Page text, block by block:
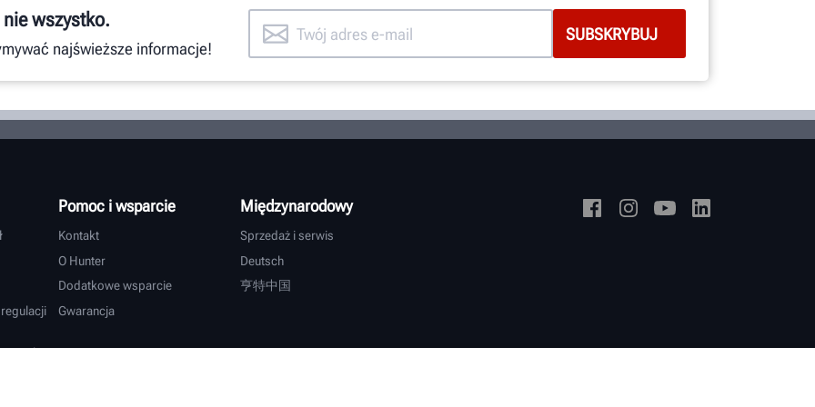
POPROŚ O WSPARCIE
i elektryków oraz programistów.
nie wszystko.
najświeższe informacje!
Pomoc i wsparcie
Kontakt
O Hunter
Dodatkowe wsparcie
Gwarancja
Międzynarodowy
Sprzedaż i serwis
Deutsch
亨特中国